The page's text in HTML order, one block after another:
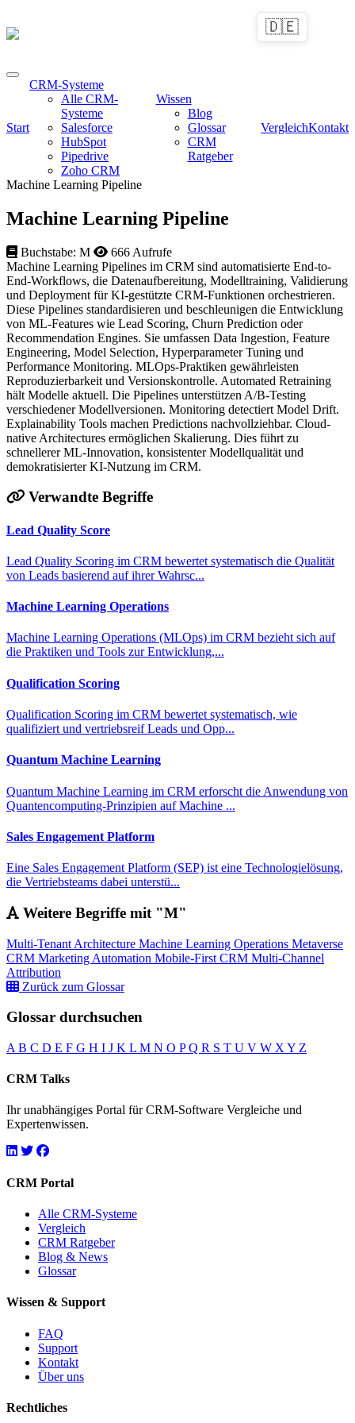
Start
CRM-Systeme
Alle CRM-
Systeme
Salesforce
HubSpot
Pipedrive
Zoho CRM
Wissen
Blog
Glossar
CRM
Ratgeber
VergleichKontakt
🇩🇪
Machine Learning Pipeline
Machine Learning Pipeline
Buchstabe: M
666 Aufrufe
Machine Learning Pipelines im CRM sind automatisierte End-to-
End-Workflows, die Datenaufbereitung, Modelltraining, Validierung
und Deployment für KI-gestützte CRM-Funktionen orchestrieren.
Diese Pipelines standardisieren und beschleunigen die Entwicklung
von ML-Features wie Lead Scoring, Churn Prediction oder
Recommendation Engines. Sie umfassen Data Ingestion, Feature
Engineering, Model Selection, Hyperparameter Tuning und
Performance Monitoring. MLOps-Praktiken gewährleisten
Reproduzierbarkeit und Versionskontrolle. Automated Retraining
hält Modelle aktuell. Die Pipelines unterstützen A/B-Testing
verschiedener Modellversionen. Monitoring detectiert Model Drift.
Explainability Tools machen Predictions nachvollziehbar. Cloud-
native Architectures ermöglichen Skalierung. Dies führt zu
schnellerer ML-Innovation, konsistenter Modellqualität und
demokratisierter KI-Nutzung im CRM.
Verwandte Begriffe
Lead Quality Score
Lead Quality Scoring im CRM bewertet systematisch die Qualität
von Leads basierend auf ihrer Wahrsc...
Machine Learning Operations
Machine Learning Operations (MLOps) im CRM bezieht sich auf
die Praktiken und Tools zur Entwicklung,...
Qualification Scoring
Qualification Scoring im CRM bewertet systematisch, wie
qualifiziert und vertriebsreif Leads und Opp...
Quantum Machine Learning
Quantum Machine Learning im CRM erforscht die Anwendung von
Quantencomputing-Prinzipien auf Machine ...
Sales Engagement Platform
Eine Sales Engagement Platform (SEP) ist eine Technologielösung,
die Vertriebsteams dabei unterstü...
Weitere Begriffe mit "M"
Multi-Tenant Architecture Machine Learning Operations Metaverse
CRM Marketing Automation Mobile-First CRM Multi-Channel
Attribution
Zurück zum Glossar
Glossar durchsuchen
A B C D E F G H I J K L M N O PQ R S T U V W X Y Z
CRM Talks
Ihr unabhängiges Portal für CRM-Software Vergleiche und
Expertenwissen.
CRM Portal
Alle CRM-Systeme
Vergleich
CRM Ratgeber
Blog & News
Glossar
Wissen & Support
FAQ
Support
Kontakt
Über uns
Rechtliches